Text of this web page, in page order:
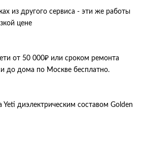
из другого сервиса - эти же работы
цене
от 50 000₽ или сроком ремонта
до дома по Москве бесплатно.
Yeti диэлектрическим составом Golden